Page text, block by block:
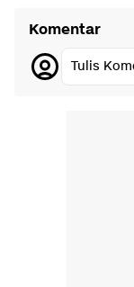
Komentar
Tulis